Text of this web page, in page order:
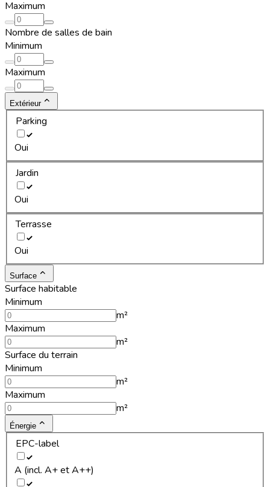
Maximum
Nombre de salles de bain
Minimum
Maximum
Extérieur
Parking
Oui
Jardin
Oui
Terrasse
Oui
Surface
Surface habitable
Minimum
m²
Maximum
m²
Surface du terrain
Minimum
m²
Maximum
m²
Énergie
EPC-label
A (incl. A+ et A++)